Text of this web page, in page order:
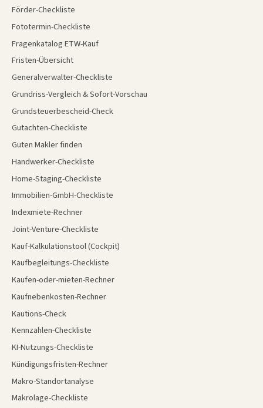
Förder-Checkliste
Fototermin-Checkliste
Fragenkatalog ETW-Kauf
Fristen-Übersicht
Generalverwalter-Checkliste
Grundriss-Vergleich & Sofort-Vorschau
Grundsteuerbescheid-Check
Gutachten-Checkliste
Guten Makler finden
Handwerker-Checkliste
Home-Staging-Checkliste
Immobilien-GmbH-Checkliste
Indexmiete-Rechner
Joint-Venture-Checkliste
Kauf-Kalkulationstool (Cockpit)
Kaufbegleitungs-Checkliste
Kaufen-oder-mieten-Rechner
Kaufnebenkosten-Rechner
Kautions-Check
Kennzahlen-Checkliste
KI-Nutzungs-Checkliste
Kündigungsfristen-Rechner
Makro-Standortanalyse
Makrolage-Checkliste